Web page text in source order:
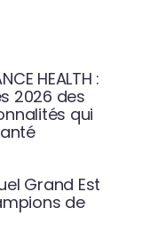
HEALTH :
2026 des
qui
Grand Est
de